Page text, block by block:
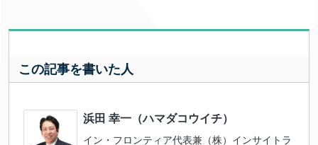
この記事を書いた人
浜田 幸一（ハマダコウイチ）
イン・フロンティア代表兼（株）インサイトラ